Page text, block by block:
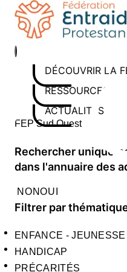
Aller
au
contenu
DÉCOUVRIR LA
RESSOURCES
ACTUALITÉS
Rechercher sur le site
Saisissez au moins 3
Rechercher
dans l'annuaire des
NONOUI
Filtrer par
ENFANCE - JEUNESSE
HANDICAP
PRÉCARITÉS